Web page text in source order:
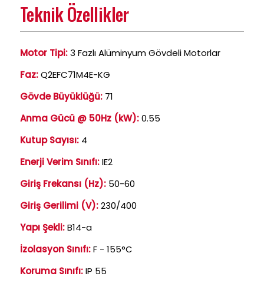
Teknik Özellikler
Motor Tipi:3 Fazlı Alüminyum Gövdeli Motorlar
Faz:Q2EFC71M4E-KG
Gövde Büyüklüğü: 71
Anma Gücü @ 50Hz (kW):0.55
Kutup Sayısı: 4
Enerji Verim Sınıfı:IE2
Giriş Frekansı (Hz): 50-60
Giriş Gerilimi (V):230/400
Yapı Şekli:B14-a
İzolasyon Sınıfı:F - 155°C
Koruma Sınıfı:IP 55